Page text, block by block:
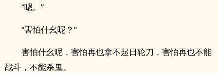
“嗯。”
“害怕什幺呢？”
害怕什幺呢，害怕再也拿不起日轮刀，害怕再也不能
战斗，不能杀鬼。